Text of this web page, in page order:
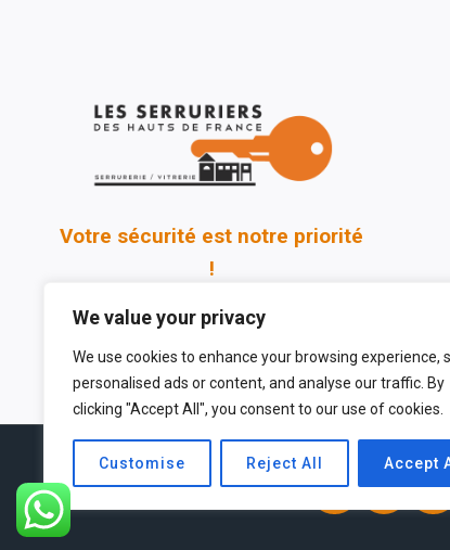
We value your privacy
We use cookies to enhance your browsing experience,
personalised ads or content, and analyse our traffic. By
clicking "Accept All", you consent to our use of cookies.
Customise Reject All Accept
Votre sécurité est notre priorité
!